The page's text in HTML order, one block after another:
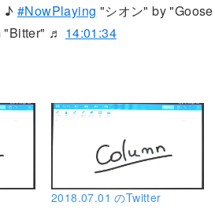
♪ #NowPlaying "シオン" by "Goose
"Bitter" ♬ 14:01:34
2018.07.01 のTwitter